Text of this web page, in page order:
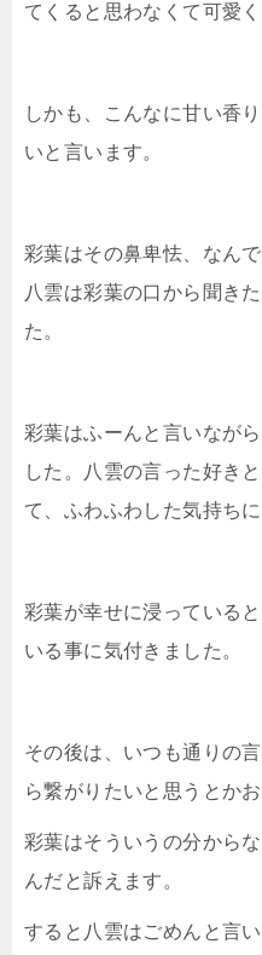
てくると思わなくて可愛
しかも、こんなに甘い香
いと言います。
彩葉はその鼻卑怯、なん
八雲は彩葉の口から聞き
た。
彩葉はふーんと言いなが
した。八雲の言った好き
て、ふわふわした気持ちに
彩葉が幸せに浸っている
いる事に気付きました。
その後は、いつも通りの
ら繋がりたいと思うとか
彩葉はそういうの分から
んだと訴えます。
すると八雲はごめんと言